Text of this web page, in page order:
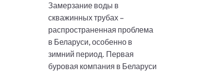
Замерзание воды в
скважинных трубах –
распространенная проблема
в Беларуси, особенно в
зимний период. Первая
буровая компания в Беларуси